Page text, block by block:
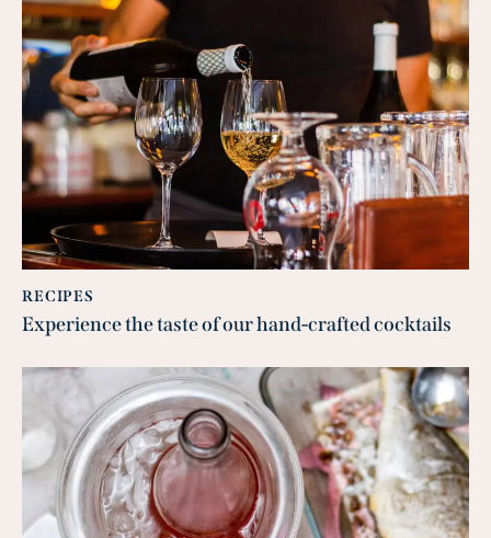
RECIPES
Experience the taste of our hand-crafted cocktails